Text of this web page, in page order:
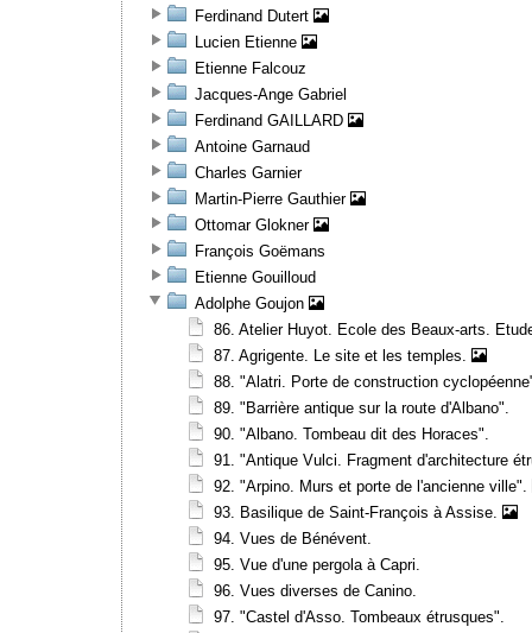
Ferdinand Dutert
Lucien Etienne
Etienne Falcouz
Jacques-Ange Gabriel
Ferdinand GAILLARD
Antoine Garnaud
Charles Garnier
Martin-Pierre Gauthier
Ottomar Glokner
François Goëmans
Etienne Gouilloud
Adolphe Goujon
86. Atelier Huyot. Ecole des Beaux-arts.
87. Agrigente. Le site et les temples.
88. "Alatri. Porte de construction
89. "Barrière antique sur la route d'Albano".
90. "Albano. Tombeau dit des Horaces".
91. "Antique Vulci. Fragment d'architecture
92. "Arpino. Murs et porte de l'ancienne ville".
93. Basilique de Saint-François à Assise.
94. Vues de Bénévent.
95. Vue d'une pergola à Capri.
96. Vues diverses de Canino.
97. "Castel d'Asso. Tombeaux étrusques".